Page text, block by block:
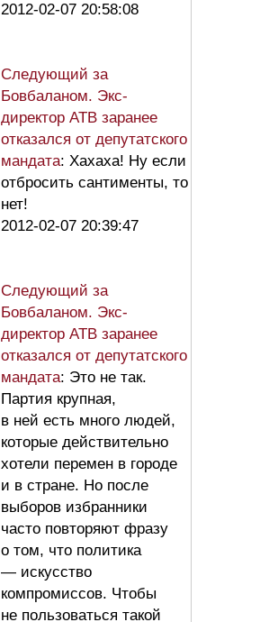
2012-02-07 20:58:08
Следующий за
Бовбаланом. Экс-
директор АТВ заранее
отказался от депутатского
мандата: Хахаха! Ну если
отбросить сантименты, то
нет!
2012-02-07 20:39:47
Следующий за
Бовбаланом. Экс-
директор АТВ заранее
отказался от депутатского
мандата: Это не так.
Партия крупная,
в ней есть много людей,
которые действительно
хотели перемен в городе
и в стране. Но после
выборов избранники
часто повторяют фразу
о том, что политика
— искусство
компромиссов. Чтобы
не пользоваться такой